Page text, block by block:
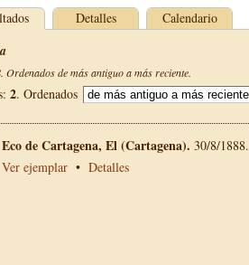
Detalles Calendario
Ordenados de más antiguo a más reciente.
2. Ordenados
Eco de Cartagena, El (Cartagena). 30/8/1888.
Ver ejemplar • Detalles